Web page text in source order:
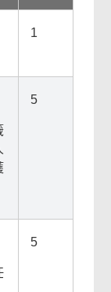
1
5
5